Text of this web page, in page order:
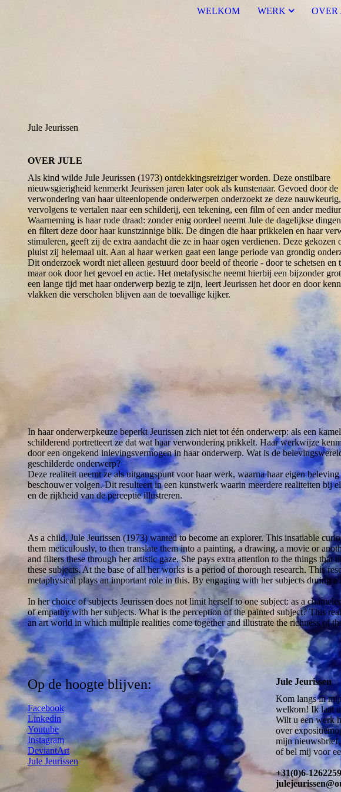
WELKOM WERK OVER
Jule Jeurissen
OVER JULE
Als kind wilde Jule Jeurissen (1973) ontdekkingsreiziger worden. Deze onstilbare
nieuwsgierigheid kenmerkt Jeurissen jaren later ook als kunstenaar. Gevoed door de
verwondering van haar uiteenlopende onderwerpen onderzoekt ze deze
vervolgens te vertalen naar een schilderij, een tekening, een film of een ander
Waarneming is haar rode draad: zonder enig oordeel neemt Jule de dagelijkse
en filtert deze door haar kunstzinnige blik. De dingen die haar prikkelen en haar
stimuleren, geeft zij de extra aandacht die ze in haar ogen verdienen. Deze gekozen
pluist zij helemaal uit. Aan al haar werken gaat een lange periode van grondig
Dit onderzoek wordt niet alleen gestuurd door beeld of theorie - door te schetsen en
maar ook door het gevoel en actie. Het metafysische neemt hierbij een bijzonder
een lange tijd met haar onderwerp bezig te zijn, leert Jeurissen het door en door
vlakken die verscholen blijven aan de toevallige kijker.
In haar onderwerpkeuze beperkt Jeurissen zich niet tot één onderwerp: als een
schilderend portretteert ze dat wat haar verwondering prikkelt. Haar werkwijze
door een ongekend inlevingsvermogen in haar onderwerp. Wat is de
geschilderde onderwerp?
Deze realiteit neemt ze als uitgangspunt voor haar werk, waarna haar eigen
beschouwer volgen. Dit resulteert in een kunstwerk waarin meerdere realiteiten bij
en de rijkheid van de perceptie illustreren.
As a child, Jule Jeurissen (1973) wanted to become an explorer. This insatiable
them meticulously, to then translate them into a painting, a drawing, a movie or
and filters these through her artistic gaze. She pays extra attention to the things
these subjects. At the base of all her works is a period of thorough research. This
metaphysical plays an important role in this. By engaging with her subjects during
In her choice of subjects Jeurissen does not limit herself to one subject: as a
of empathy with her subjects. What is the perception of the painted subject? This
an art world in which multiple realities come together and illustrate the richness of
Op de hoogte blijven:
Facebook
Linkedin
Youtube
Instagram
DeviantArt
Jule Jeurissen
Jule Jeurissen
Kom langs in
welkom! Ik laat
Wilt u een werk
over
mijn nieuwsbrief,
of bel mij voor
+31(0)6-